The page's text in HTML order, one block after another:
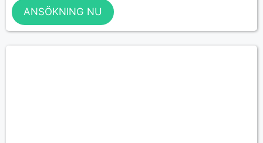
ANSÖKNING NU